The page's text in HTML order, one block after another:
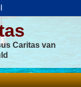
Caritas van